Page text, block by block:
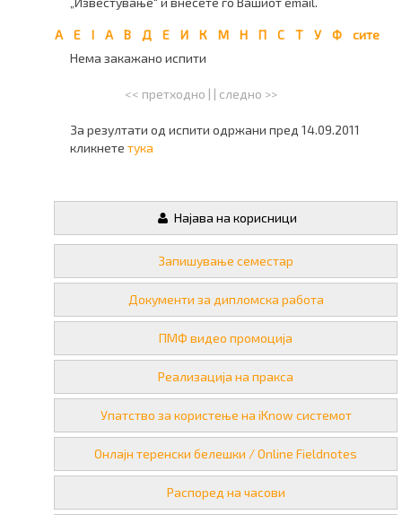
A E I А В Д Е И К М Н П С Т У Ф
сите
Нема закажано испити
<< претходно | | следно >>
За резултати од испити одржани пред 14.09.2011
кликнете тука
Најава на корисници
Запишување семестар
Документи за дипломска работа
ПМФ видео промоција
Реализација на пракса
Упатство за користење на iKnow системот
Онлајн теренски белешки / Online Fieldnotes
Распоред на часови